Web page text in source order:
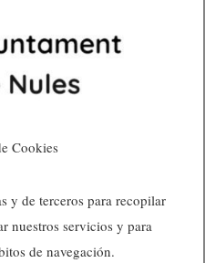
Cookies
y de terceros para recopilar
nuestros servicios y para
de navegación.